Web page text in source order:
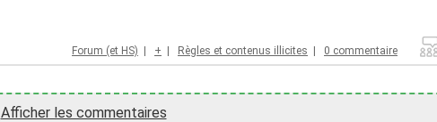
Forum (et HS) + Règles et contenus illicites 0 commentaire
Afficher les commentaires